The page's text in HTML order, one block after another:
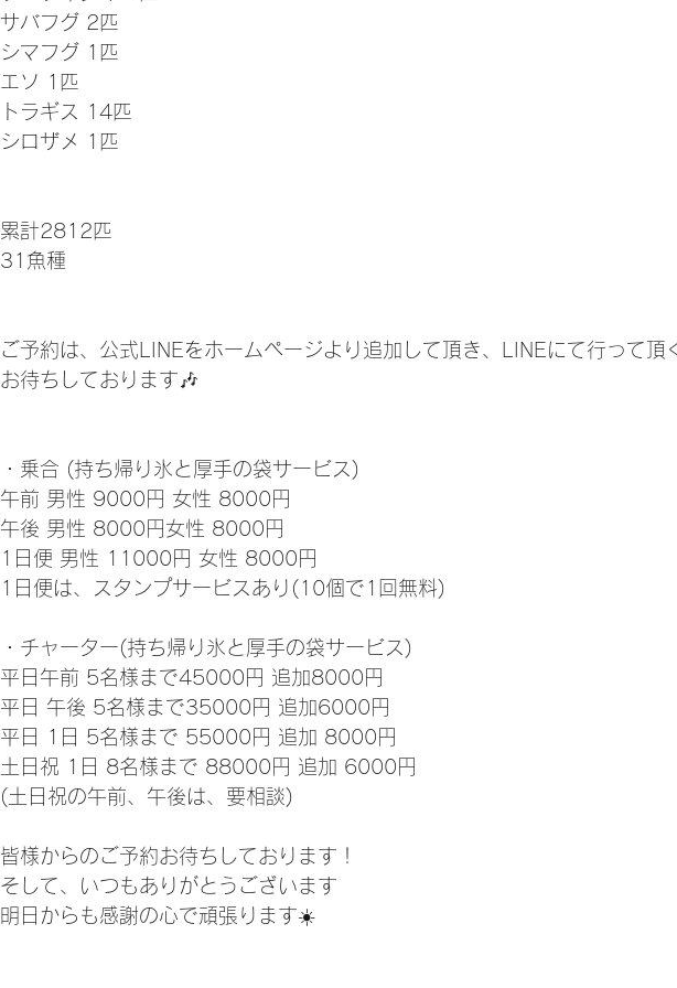
サバフグ 2匹
シマフグ 1匹
エソ 1匹
トラギス 14匹
シロザメ 1匹
累計2812匹
31魚種
ご予約は、公式LINEをホームページより追加して頂き、LINEにて行って頂
お待ちしております🎶
・乗合 (持ち帰り氷と厚手の袋サービス)
午前 男性 9000円 女性 8000円
午後 男性 8000円女性 8000円
1日便 男性 11000円 女性 8000円
1日便は、スタンプサービスあり(10個で1回無料)
・チャーター(持ち帰り氷と厚手の袋サービス)
平日午前 5名様まで45000円 追加8000円
平日 午後 5名様まで35000円 追加6000円
平日 1日 5名様まで 55000円 追加 8000円
土日祝 1日 8名様まで 88000円 追加 6000円
(土日祝の午前、午後は、要相談)
皆様からのご予約お待ちしております！
そして、いつもありがとうございます
明日からも感謝の心で頑張ります☀️